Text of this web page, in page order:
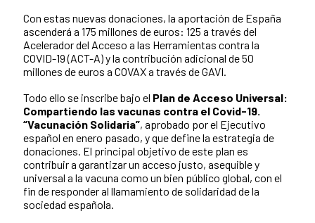
Con estas nuevas donaciones, la aportación de España
ascenderá a 175 millones de euros: 125 a través del
Acelerador del Acceso a las Herramientas contra la
COVID-19 (ACT-A) y la contribución adicional de 50
millones de euros a COVAX a través de GAVI.
Todo ello se inscribe bajo el Plan de Acceso Universal:
Compartiendo las vacunas contra el Covid-19.
“Vacunación Solidaria”, aprobado por el Ejecutivo
español en enero pasado, y que define la estrategia de
donaciones. El principal objetivo de este plan es
contribuir a garantizar un acceso justo, asequible y
universal a la vacuna como un bien público global, con el
fin de responder al llamamiento de solidaridad de la
sociedad española.